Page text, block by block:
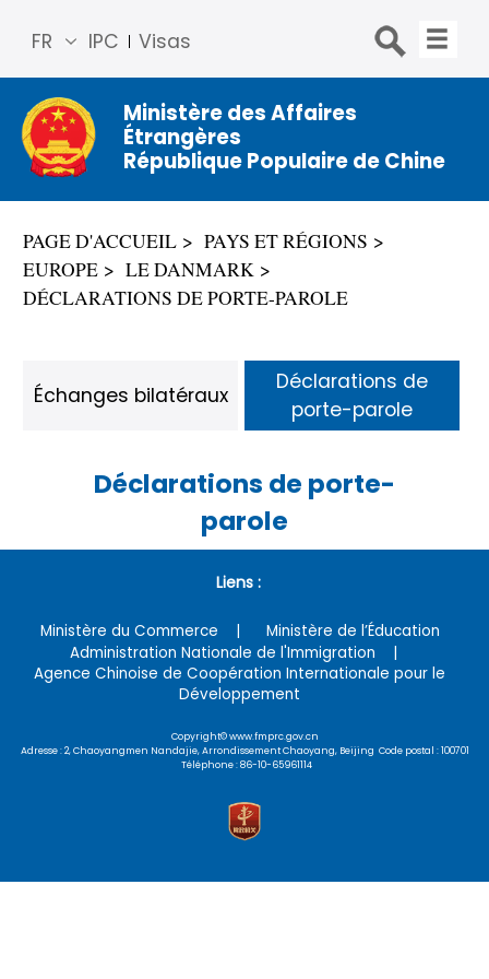
IPC Visas
FR
简体
中文
Engli
sh
Русс
Espa
ñol
Ministère des Affaires
Étrangères
République Populaire de Chine
PAGE D'ACCUEIL
PAYS ET RÉGIONS
EUROPE
LE DANMARK
DÉCLARATIONS DE PORTE-PAROLE
Déclarations de porte-
parole
Échanges bilatéraux
Déclarations de
porte-parole
Liens :
Ministère du Commerce
Ministère de l’Éducation
Administration Nationale de l'Immigration
Agence Chinoise de Coopération Internationale pour le
Développement
Copyright© www.fmprc.gov.cn
Adresse : 2, Chaoyangmen Nandajie, Arrondissement Chaoyang, Beijing Code postal : 100701
Téléphone : 86-10-65961114